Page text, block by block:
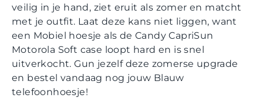
veilig in je hand, ziet eruit als zomer en matcht
met je outfit. Laat deze kans niet liggen, want
een Mobiel hoesje als de Candy CapriSun
Motorola Soft case loopt hard en is snel
uitverkocht. Gun jezelf deze zomerse upgrade
en bestel vandaag nog jouw Blauw
telefoonhoesje!